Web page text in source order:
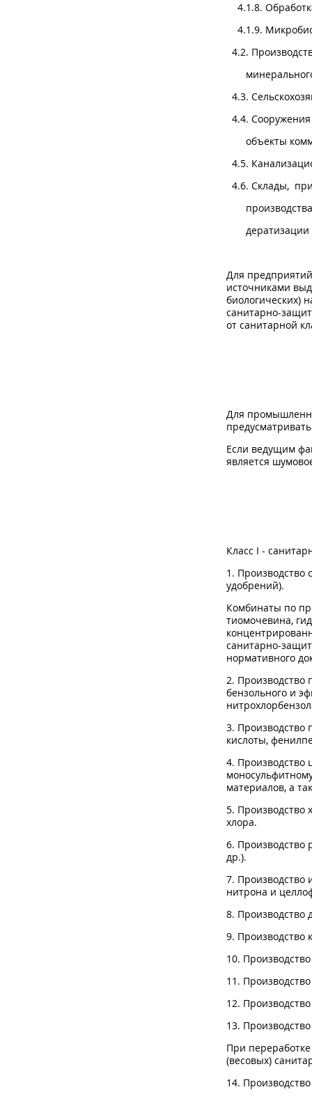
4.1.8.
4.1.9.
4.2.
4.3.
4.4.
объекты
4.5.
4.6. Склады,
производства
Для
источниками
биологических)
санитарно-
от санитарной
Для
Если ведущим
является
Класс I -
1. Производство
удобрений).
Комбинаты по
тиомочевина,
санитарно-
нормативного
2. Производство
бензольного и
3. Производство
кислоты,
4. Производство
материалов, а
5. Производство
хлора.
6. Производство
др.).
7. Производство
нитрона и
8. Производство
9. Производство
10.
11.
12.
13.
При
(весовых)
14.